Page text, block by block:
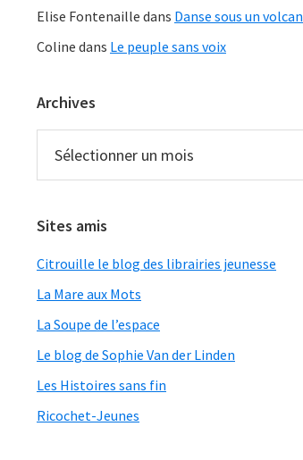
Elise Fontenaille dans Danse sous un volcan
Coline dans Le peuple sans voix
Archives
Sites amis
Citrouille le blog des librairies jeunesse
La Mare aux Mots
La Soupe de l’espace
Le blog de Sophie Van der Linden
Les Histoires sans fin
Ricochet-Jeunes